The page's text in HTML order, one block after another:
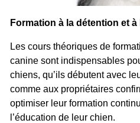
Formation à la détention et
Les cours théoriques de
canine sont indispensables
chiens, qu’ils débutent avec
comme aux propriétaires
optimiser leur formation
l’éducation de leur chien.